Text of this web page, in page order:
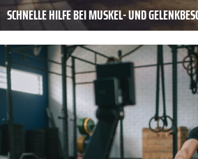
SCHNELLE HILFE BEI MUSKEL- UND